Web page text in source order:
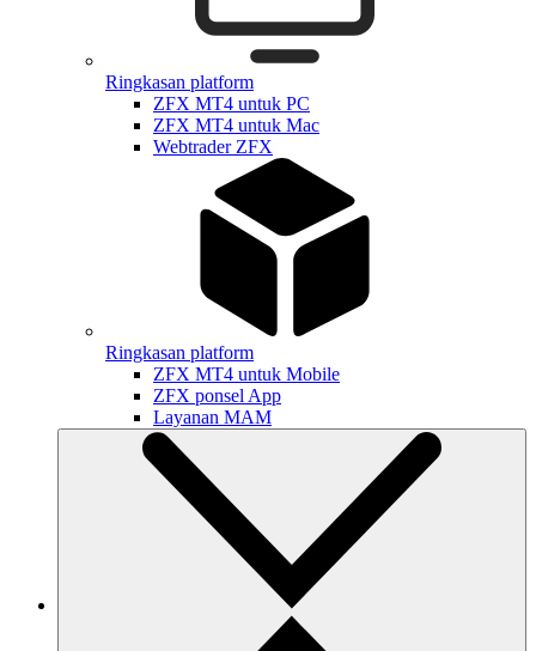
Ringkasan platform
ZFX MT4 untuk PC
ZFX MT4 untuk Mac
Webtrader ZFX
Ringkasan platform
ZFX MT4 untuk Mobile
ZFX ponsel App
Layanan MAM